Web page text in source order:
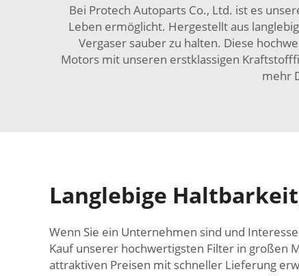
Bei Protech Autoparts Co., Ltd. ist es
Leben ermöglicht. Hergestellt aus
Vergaser sauber zu halten. Diese
Motors mit unseren erstklassigen
mehr
Langlebige
Wenn Sie ein Unternehmen sind und
Kauf unserer hochwertigsten Filter in großen
attraktiven Preisen mit schneller Lieferung